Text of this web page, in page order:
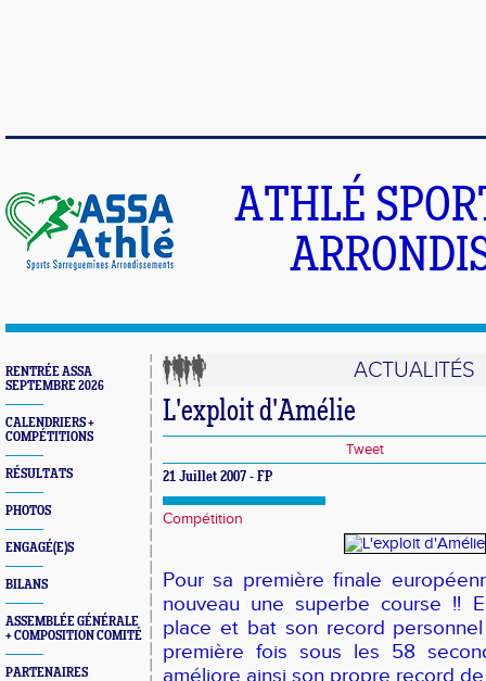
ATHLÉ
RENTRÉE ASSA
SEPTEMBRE 2026
CALENDRIERS +
COMPÉTITIONS
RÉSULTATS
PHOTOS
ENGAGÉ(E)S
BILANS
ASSEMBLÉE GÉNÉRALE
+ COMPOSITION COMITÉ
PARTENAIRES
ACTUALITÉS
L'exploit d'Amélie
Tweet
21 Juillet 2007 - FP
Compétition
Pour sa première finale
nouveau une superbe course !!
place et bat son record
première fois sous les 58
améliore ainsi son propre record